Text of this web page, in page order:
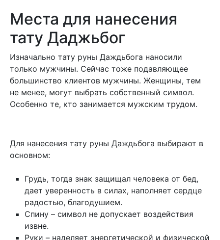
Места для нанесения
тату Даджьбог
Изначально тату руны Даждьбога наносили
только мужчины. Сейчас тоже подавляющее
большинство клиентов мужчины. Женщины, тем
не менее, могут выбрать собственный символ.
Особенно те, кто занимается мужским трудом.
Для нанесения тату руны Даждьбога выбирают в
основном:
Грудь, тогда знак защищал человека от бед,
дает уверенность в силах, наполняет сердце
радостью, благодушием.
Спину – символ не допускает воздействия
извне.
Руки – наделяет энергетической и физической